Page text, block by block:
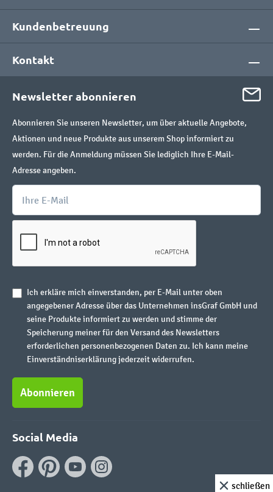
Kundenbetreuung
Kontakt
Newsletter abonnieren
Abonnieren Sie unseren Newsletter, um über aktuelle Angebote,
Aktionen und neue Produkte aus unserem Shop informiert zu
werden. Für die Anmeldung müssen Sie lediglich Ihre E-Mail-
Adresse angeben.
Ich erkläre mich einverstanden, per E-Mail unter oben
angegebener Adresse über das Unternehmen insGraf GmbH und
seine Produkte informiert zu werden und stimme der
Speicherung meiner für den Versand des Newsletters
erforderlichen personenbezogenen Daten zu. Ich kann meine
Einverständniserklärung jederzeit widerrufen.
Abonnieren
Social Media
schließen